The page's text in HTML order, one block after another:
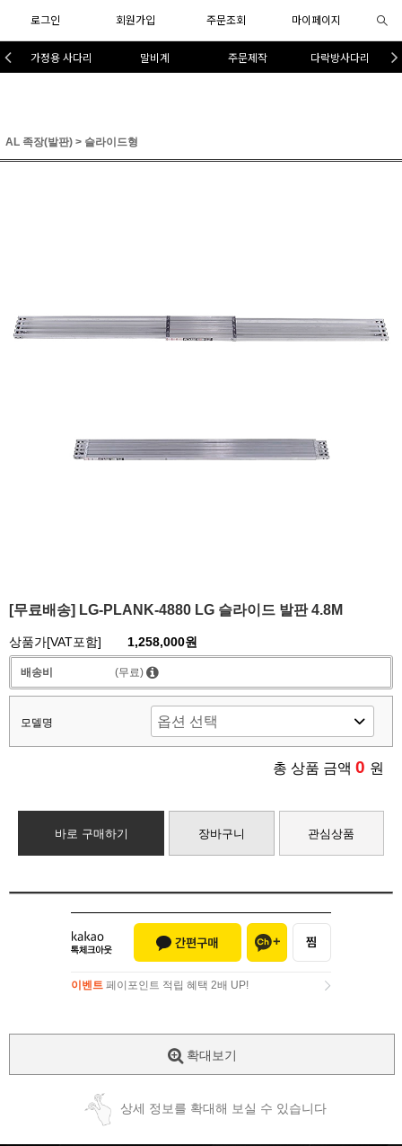
로그인 회원가입 주문조회 마이페이지
가정용 사다리 말비계 주문제작 다락방사다리
AL 족장(발판) > 슬라이드형
[무료배송] LG-PLANK-4880 LG 슬라이드 발판 4.8M
상품가[VAT포함] 1,258,000원
배송비 (무료)
모델명
총 상품 금액 0 원
바로 구매하기 장바구니 관심상품
이벤트 페이포인트 적립 혜택 2배 UP!
확대보기
상세 정보를 확대해 보실 수 있습니다